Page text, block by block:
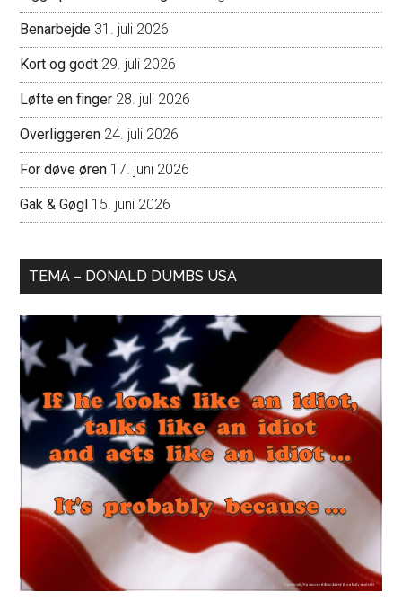
Benarbejde 31. juli 2026
Kort og godt 29. juli 2026
Løfte en finger 28. juli 2026
Overliggeren 24. juli 2026
For døve øren 17. juni 2026
Gak & Gøgl 15. juni 2026
TEMA – DONALD DUMBS USA